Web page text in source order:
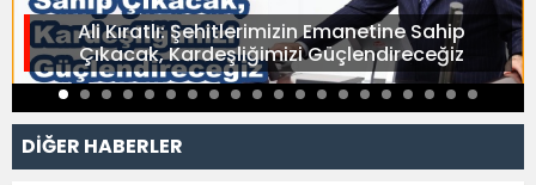
Ali Kıratlı: Şehitlerimizin Emanetine Sahip
Çıkacak, Kardeşliğimizi Güçlendireceğiz
DİĞER HABERLER